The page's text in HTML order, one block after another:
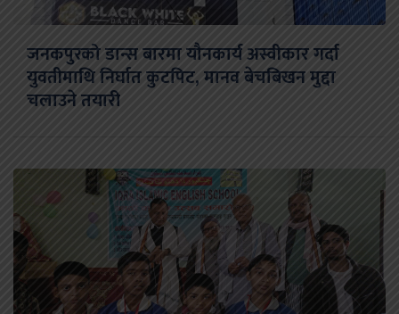
जनकपुरको डान्स बारमा यौनकार्य अस्वीकार गर्दा
युवतीमाथि निर्घात कुटपिट, मानव बेचबिखन मुद्दा
चलाउने तयारी